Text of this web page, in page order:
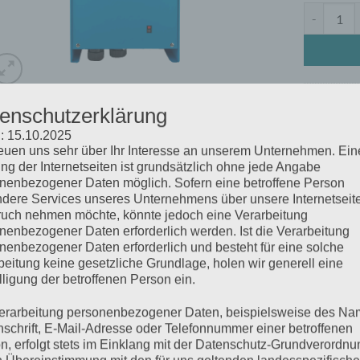
ZUSÄTZLICHE INFORMATIONEN
neue MultiPlus soll die vorherige MultiPlus Compact Reihe
mit reiner Sinuswelle, ein fortschrittlicher
ein Hochgeschwindigkeits-Wechselspannungs-Transferschalter
PRODUKTE
15.10.2025
uns sehr über Ihr Interesse an unserem Unternehmen.
der Internetseiten ist grundsätzlich ohne jede Angabe
Daten möglich. Sofern eine betroffene Person
Services unseres Unternehmens über unsere
nehmen möchte, könnte jedoch eine Verarbeitung
Daten erforderlich werden. Ist die Verarbeitung
Daten erforderlich und besteht für eine solche
keine gesetzliche Grundlage, holen wir generell eine
der betroffenen Person ein.
personenbezogener Daten, beispielsweise des
E-Mail-Adresse oder Telefonnummer einer betroffenen
erfolgt stets im Einklang mit der Datenschutz-